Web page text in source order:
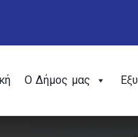
Ο Δήμος μας